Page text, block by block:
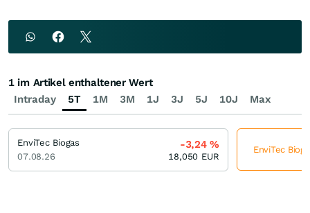
Intraday 5T 1M 3M 1J 3J 5J 10J Max
1 im Artikel enthaltener Wert
EnviTec Biogas
07.08.26
-3,24%
18,050 EUR
EnviTec